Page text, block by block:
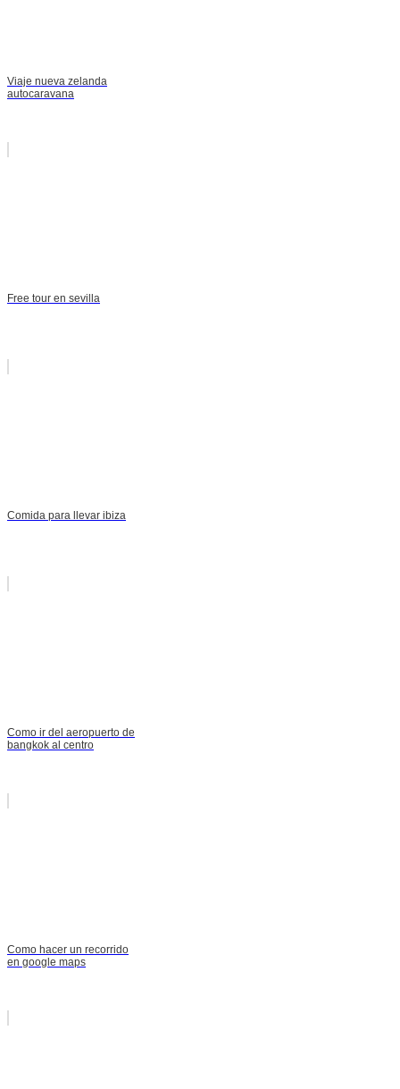
Viaje nueva zelanda
autocaravana
Free tour en sevilla
Comida para llevar ibiza
Como ir del aeropuerto de
bangkok al centro
Como hacer un recorrido
en google maps